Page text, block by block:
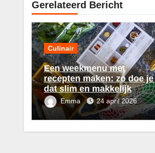
Gerelateerd Bericht
Culinair
Een weekmenu met
recepten maken: zo doe je
dat slim en makkelijk
Emma 24 april 2026